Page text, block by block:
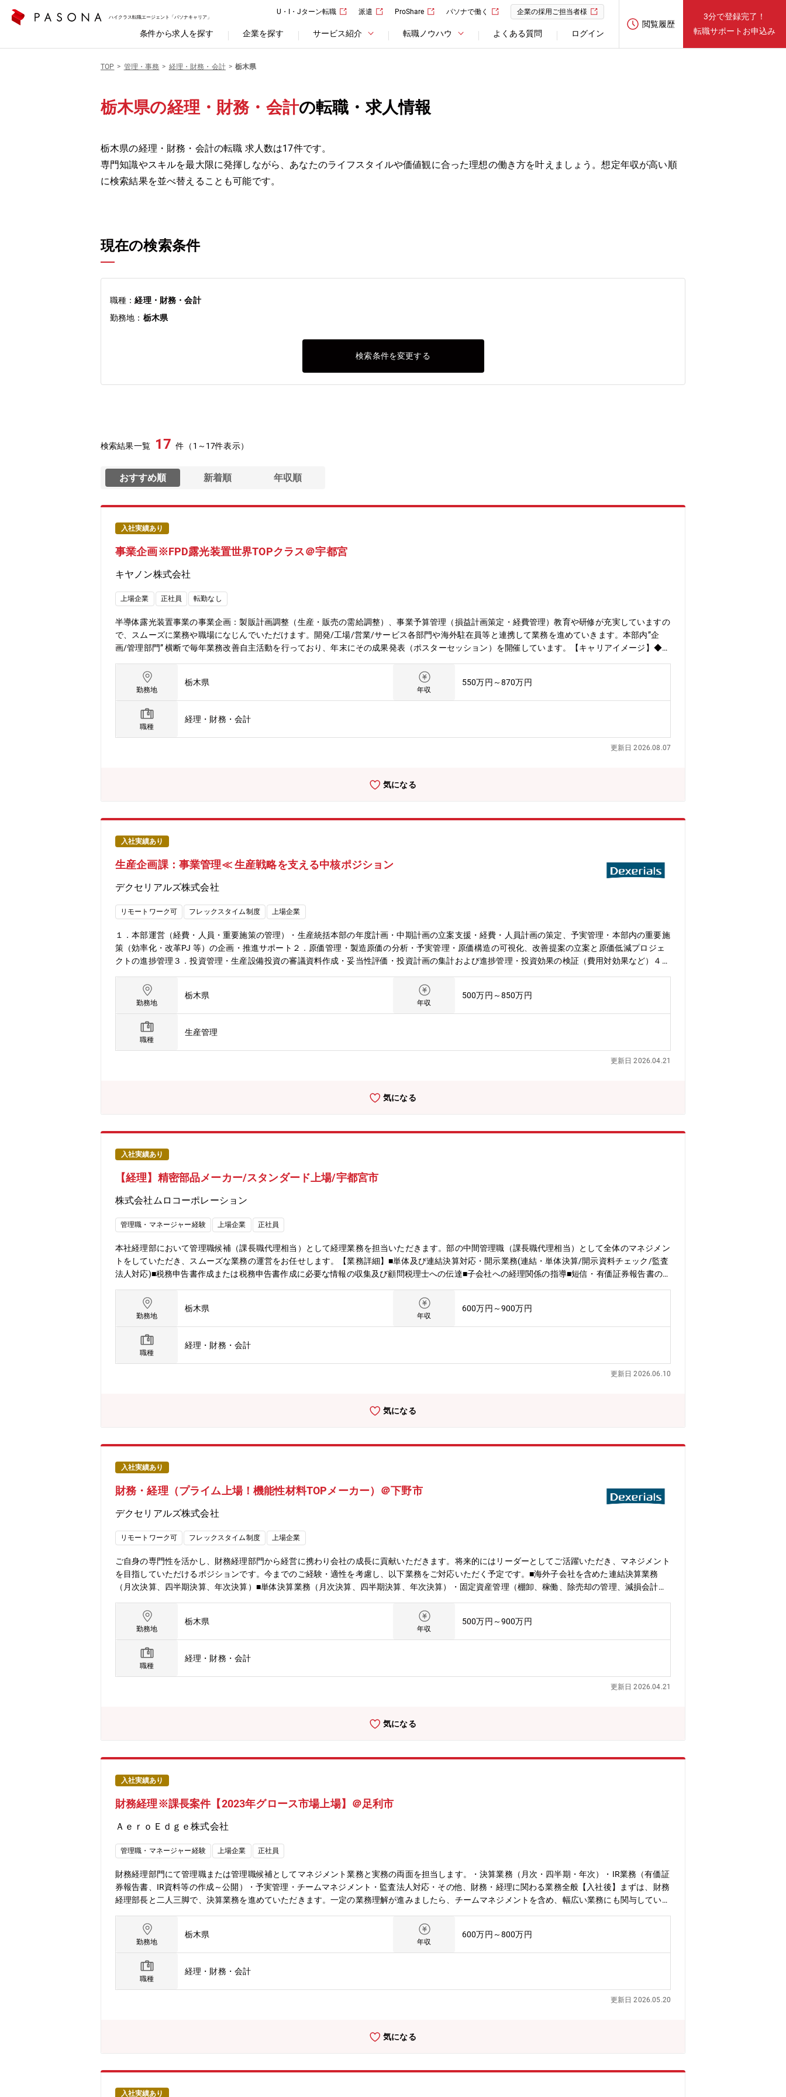
ハイクラス転職エージェント「パソナキャリア」
U・I・Jターン転職 派遣 ProShare パソナで働く 企業の採用ご担当者様
条件から求人を探す 企業を探す サービス紹介 転職ノウハウ よくある質問 ログイン
閲覧履歴
3分で登録完了！
転職サポートお申込み
TOP 管理・事務 経理・財務・会計 栃木県
栃木県の経理・財務・会計の転職・求人情報
栃木県の経理・財務・会計の転職 求人数は17件です。
専門知識やスキルを最大限に発揮しながら、あなたのライフスタイルや価値観に合った理想の働き方を叶えましょう。想定年収が高い順
に検索結果を並べ替えることも可能です。
現在の検索条件
職種：経理・財務・会計
勤務地： 栃木県
検索条件を変更する
検索結果一覧 17 件（1～17件表示）
おすすめ順 新着順 年収順
入社実績あり
事業企画※FPD露光装置世界TOPクラス＠宇都宮
キヤノン株式会社
上場企業 正社員 転勤なし
半導体露光装置事業の事業企画：製販計画調整（生産・販売の需給調整）、事業予算管理（損益計画策定・経費管理）教育や研修が充実していますの
で、スムーズに業務や職場になじんでいただけます。開発/工場/営業/サービス各部門や海外駐在員等と連携して業務を進めていきます。本部内”企
画/管理部門” 横断で毎年業務改善自主活動を行っており、年末にその成果発表（ポスターセッション）を開催しています。【キャリアイメージ】◆基
様々な研修や実業務で深く業務に携わっていただき、専門性を上げていただきます◆スキルワイド：他部門・関係会社との協業や、希望と条件が合え
ば他部門・海外拠点・国内拠点への出向などにより広い視点で事業運営できる力をつけていただきます
勤務地
栃木県
年収
550万円～870万円
職種
経理・財務・会計
更新日 2026.08.07
気になる
入社実績あり
生産企画課：事業管理≪ 生産戦略を支える中核ポジション
デクセリアルズ株式会社
リモートワーク可 フレックスタイム制度 上場企業
１．本部運営（経費・人員・重要施策の管理）・生産統括本部の年度計画・中期計画の立案支援・経費・人員計画の策定、予実管理・本部内の重要施
策（効率化・改革PJ 等）の企画・推進サポート２．原価管理・製造原価の分析・予実管理・原価構造の可視化、改善提案の立案と原価低減プロジェ
クトの進捗管理３．投資管理・生産設備投資の審議資料作成・妥当性評価・投資計画の集計および進捗管理・投資効果の検証（費用対効果など）４．
【業務のやりがい・魅力】・生産統括本部の“司令塔”として会社の生産戦略の中枢に関われる仕事・原価・投資・人員など幅広い視点から事業を理解
できるため、経営視点を磨ける・自身の提案が、生産性向上やコストメリットなど“組織の成果”として目に見える形で表れる・部門を横断して関わる
ため、製造・生技・企画・拠点戦略など多様な専門家と協働できる・国内子会社との連携を通じ、事業運営・工場管理の実践的な知見が獲得できる
【身に付くスキル】・経営視点と戦略思考：会社全体を俯瞰した意思決定の理解／生産戦略や中期計画の策定プロセスへの参画・原価・管理会計の専
門スキル：製造原価の構造理解／原価低減企画の立案力と成果検証ファイナンス思考：投資妥当性の評価手法（ROI、回収期間、感度分析など）／投
資効果検証の実践スキル・その他：プロジェクトマネジメント／データ分析／資料構成力／コミュニケーション力・調整力■入社後のキャリアプラン
1年目：本部運営・原価管理を中心に業務に慣れる2～3年目：投資管理・子会社管理など難易度の高い領域を主担当として担当4年目以降：本部主要
ていただきたいと考えております。●出張頻度・出張先 国内 1~2回/年程度（国内他事業所等）●部署の平均残業時間 10~20時間程度/月●リモー
全体を統制し、生産事業の中長期的な成長を支えるため、生産企画課の体制強化を図っています。特に「本部運営の高度化」「原価・投資管理の精度
勤務地
栃木県
年収
500万円～850万円
職種
生産管理
更新日 2026.04.21
気になる
入社実績あり
【経理】精密部品メーカー/スタンダード上場/宇都宮市
株式会社ムロコーポレーション
管理職・マネージャー経験 上場企業 正社員
本社経理部において管理職候補（課長職代理相当）として経理業務を担当いただきます。部の中間管理職（課長職代理相当）として全体のマネジメン
トをしていただき、スムーズな業務の運営をお任せします。【業務詳細】■単体及び連結決算対応・開示業務(連結・単体決算/開示資料チェック/監査
法人対応)■税務申告書作成または税務申告書作成に必要な情報の収集及び顧問税理士への伝達■子会社への経理関係の指導■短信・有価証券報告書の
景】■M&Aによりグループ企業が増加しており、経理業務が現状の人数では負担が重くなってきているため、上場企業の経理業務経験者を採用いたし
ます。■特に経理担当者の中間層の拡充により体制を強化し、企業経営のスピード化を図っていきたいと考えているため、経理・財務の経験が豊富な
方を募集いたします。【組織構成】■経理部（部長を筆頭に20代～50代の社員、計8名程度の構成）
勤務地
栃木県
年収
600万円～900万円
職種
経理・財務・会計
更新日 2026.06.10
気になる
入社実績あり
財務・経理（プライム上場！機能性材料TOPメーカー）＠下野市
デクセリアルズ株式会社
リモートワーク可 フレックスタイム制度 上場企業
ご自身の専門性を活かし、財務経理部門から経営に携わり会社の成長に貢献いただきます。将来的にはリーダーとしてご活躍いただき、マネジメント
を目指していただけるポジションです。今までのご経験・適性を考慮し、以下業務をご対応いただく予定です。■海外子会社を含めた連結決算業務
（月次決算、四半期決算、年次決算）■単体決算業務（月次決算、四半期決算、年次決算）・固定資産管理（棚卸、稼働、除売却の管理、減損会計、
国際財務報告基準（IFRS）による有価証券報告書および半期報告書の作成■会社法計算書類の作成■子会社からの連結パッケージ（財務データ）収
集、経理指導■監査法人による監査および期中レビュー対応■社内のステークホルダーに対する連結決算資料の提供■法人税・消費税等の税務申告対
応、税制対応・税金計算からe-tax,el-taxを使用した電子申告、納付の一連の対応。・税制改正に伴う、社内ルールの見直しや、優遇税制適用の検討・
対応。【入社後の想定】入社後はまず、当社の連結決算業務を一通りご担当いただいた後、①単体決算業務やファイナンス業務担当へジョブローテー
ション、②子会社管理担当として海外赴任、③経営企画や事業管理・IRなどの経理周辺業務部署への異動など、ご本人様の希望も考慮しながらキャリ
アアップを図っていただきます。
勤務地
栃木県
年収
500万円～900万円
職種
経理・財務・会計
更新日 2026.04.21
気になる
入社実績あり
財務経理※課長案件【2023年グロース市場上場】＠足利市
ＡｅｒｏＥｄｇｅ株式会社
管理職・マネージャー経験 上場企業 正社員
財務経理部門にて管理職または管理職候補としてマネジメント業務と実務の両面を担当します。・決算業務（月次・四半期・年次）・IR業務（有価証
券報告書、IR資料等の作成～公開）・予実管理・チームマネジメント・監査法人対応・その他、財務・経理に関わる業務全般【入社後】まずは、財務
経理部長と二人三脚で、決算業務を進めていただきます。一定の業務理解が進みましたら、チームマネジメントを含め、幅広い業務にも関与していた
して、新事業向けの新工場の建設など今後も事業を拡大予定です！◆日本の中小企業として初めて、海外の航空機エンジン製造大手との直接取引に成
功した姿は「足利の奇跡」などと称されています。
勤務地
栃木県
年収
600万円～800万円
職種
経理・財務・会計
更新日 2026.05.20
気になる
入社実績あり